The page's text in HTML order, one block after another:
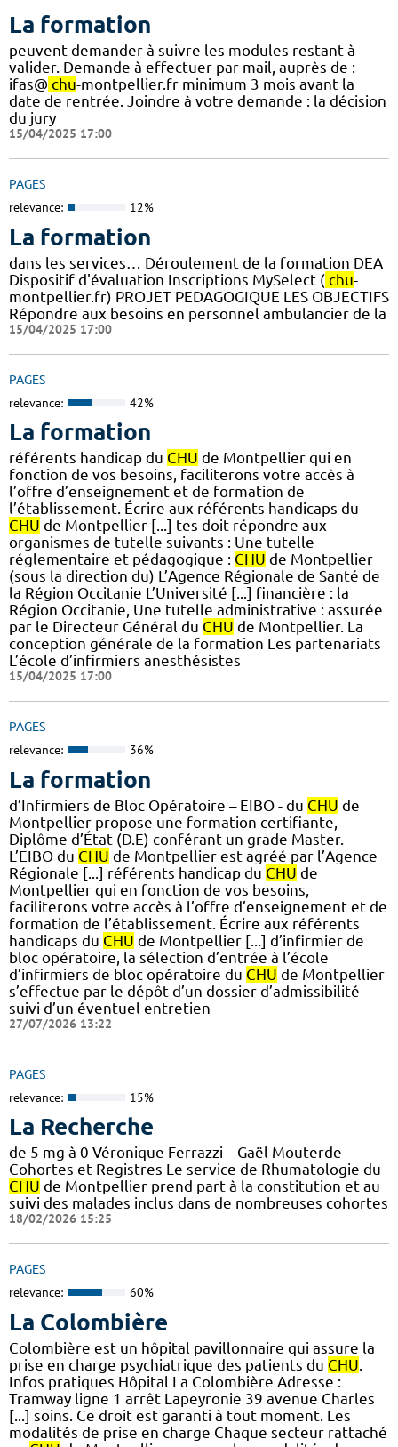
La formation
peuvent demander à suivre les modules restant à
valider. Demande à effectuer par mail, auprès de :
ifas@ chu-montpellier.fr minimum 3 mois avant la
date de rentrée. Joindre à votre demande : la décision
du jury
15/04/2025 17:00
PAGES
relevance: 12%
La formation
dans les services… Déroulement de la formation DEA
Dispositif d'évaluation Inscriptions MySelect ( chu-
montpellier.fr) PROJET PEDAGOGIQUE LES OBJECTIFS
Répondre aux besoins en personnel ambulancier de la
15/04/2025 17:00
PAGES
relevance: 42%
La formation
référents handicap du CHU de Montpellier qui en
fonction de vos besoins, faciliterons votre accès à
l’offre d’enseignement et de formation de
l’établissement. Écrire aux référents handicaps du
CHU de Montpellier [...] tes doit répondre aux
organismes de tutelle suivants : Une tutelle
réglementaire et pédagogique : CHU de Montpellier
(sous la direction du) L’Agence Régionale de Santé de
la Région Occitanie L’Université [...] financière : la
Région Occitanie, Une tutelle administrative : assurée
par le Directeur Général du CHU de Montpellier. La
conception générale de la formation Les partenariats
L’école d’infirmiers anesthésistes
15/04/2025 17:00
PAGES
relevance: 36%
La formation
d’Infirmiers de Bloc Opératoire – EIBO - du CHU de
Montpellier propose une formation certifiante,
Diplôme d’État (D.E) conférant un grade Master.
L’EIBO du CHU de Montpellier est agréé par l’Agence
Régionale [...] référents handicap du CHU de
Montpellier qui en fonction de vos besoins,
faciliterons votre accès à l’offre d’enseignement et de
formation de l’établissement. Écrire aux référents
handicaps du CHU de Montpellier [...] d’infirmier de
bloc opératoire, la sélection d’entrée à l’école
d’infirmiers de bloc opératoire du CHU de Montpellier
s’effectue par le dépôt d’un dossier d’admissibilité
suivi d’un éventuel entretien
27/07/2026 13:22
PAGES
relevance: 15%
La Recherche
de 5 mg à 0 Véronique Ferrazzi – Gaël Mouterde
Cohortes et Registres Le service de Rhumatologie du
CHU de Montpellier prend part à la constitution et au
suivi des malades inclus dans de nombreuses cohortes
18/02/2026 15:25
PAGES
relevance: 60%
La Colombière
Colombière est un hôpital pavillonnaire qui assure la
prise en charge psychiatrique des patients du CHU
Infos pratiques Hôpital La Colombière Adresse :
Tramway ligne 1 arrêt Lapeyronie 39 avenue Charles
[...] soins. Ce droit est garanti à tout moment. Les
modalités de prise en charge Chaque secteur rattaché